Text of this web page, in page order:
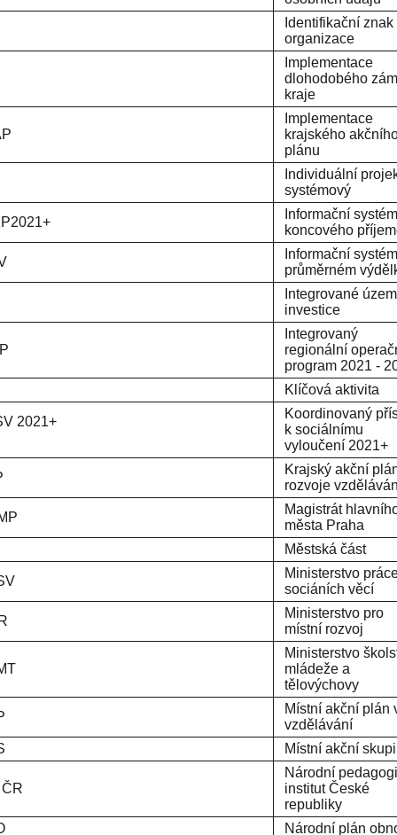
Identifikační znak
organizace
Implementace
dlohodobého
kraje
Implementace
krajského
plánu
Individuální
systémový
Informační systém
koncového
Informační
průměrném
Integrované
investice
Integrovaný
regionální
program 2021 -
Klíčová aktivita
2021+
Koordinovaný
k sociálnímu
vyloučení 2021+
Krajský akční
rozvoje
Magistrát
města Praha
Městská část
Ministerstvo
sociáních věcí
Ministerstvo pro
místní rozvoj
Ministerstvo
mládeže a
tělovýchovy
Místní akční plán
vzdělávání
Místní akční
Národní
institut České
republiky
Národní plán